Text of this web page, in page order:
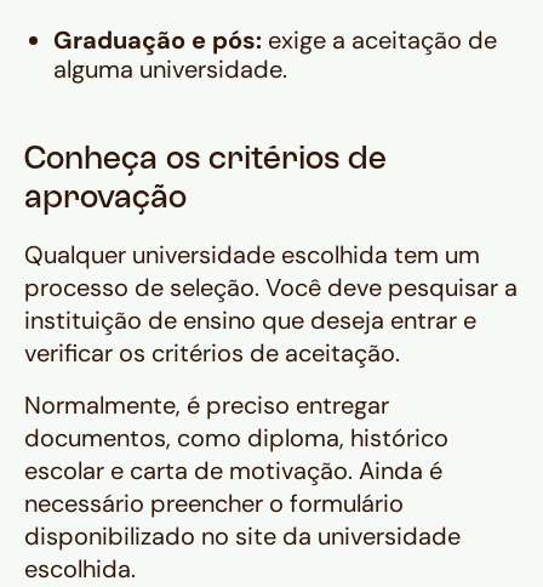
Graduação e pós: exige a aceitação de
alguma universidade.
Conheça os critérios de
aprovação
Qualquer universidade escolhida tem um
processo de seleção. Você deve pesquisar a
instituição de ensino que deseja entrar e
verificar os critérios de aceitação.
Normalmente, é preciso entregar
documentos, como diploma, histórico
escolar e carta de motivação. Ainda é
necessário preencher o formulário
disponibilizado no site da universidade
escolhida.